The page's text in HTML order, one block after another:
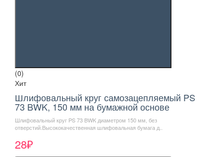
(0)
Хит
Шлифовальный круг самозацепляемый PS
73 BWK, 150 мм на бумажной основе
Шлифовальный круг PS 73 BWK диаметром 150 мм, без
отверстий.Высококачественная шлифовальная бумага д..
28₽